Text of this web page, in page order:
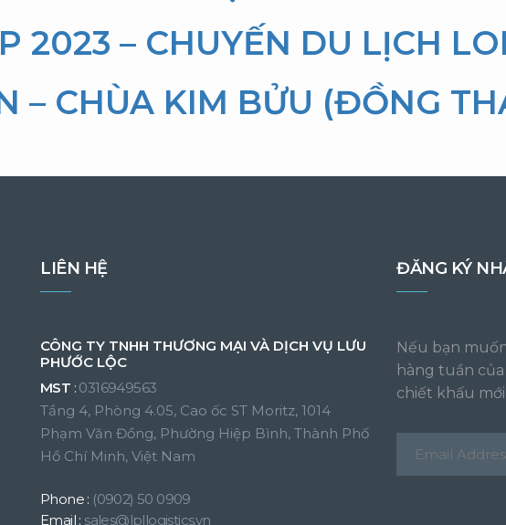
2023 – CHUYẾN DU LỊCH
– CHÙA KIM BỬU (ĐỒNG
LIÊN HỆ
CÔNG TY TNHH THƯƠNG MẠI VÀ DỊCH VỤ LƯU
PHƯỚC LỘC
MST : 0316949563
Tầng 4, Phòng 4.05, Cao ốc ST Moritz, 1014
Phạm Văn Đồng, Phường Hiệp Bình, Thành Phố
Hồ Chí Minh, Việt Nam
Phone : (0902) 50 0909
Email : sales@lpllogistics.vn
ĐĂNG KÝ
Nếu bạn
hàng tuần
chiết khấu